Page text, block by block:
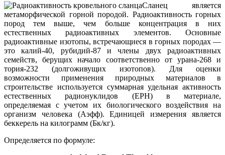
Неформат для дикой кладки
Сланец является
метаморфической горной породой. Радиоактивность горных
пород тем выше, чем больше концентрация в них
естественных радиоактивных элементов. Основные
радиоактивные изотопы, встречающиеся в горных породах —
это калий-40, рубидий-87 и члены двух радиоактивных
семейств, берущих начало соответственно от урана-268 и
тория-232 (долгоживущих изотопов). Для оценки
возможности применения природных материалов в
строительстве используется суммарная удельная активность
естественных радионуклидов (ЕРН) в материале,
определяемая с учетом их биологического воздействия на
организм человека (Аэфф). Единицей измерения является
беккерель на килограмм (Бк/кг).
Определяется по формуле: